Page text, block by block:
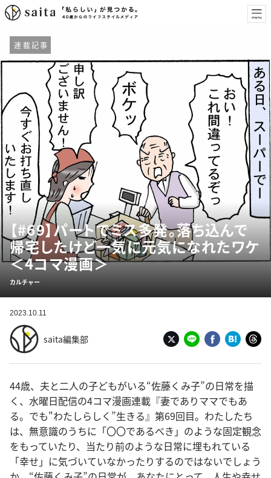
連載記事
【#69】パートでミス多発。落ち込んで
帰宅したけど一気に元気になれたワケ
＜4コマ漫画＞
カルチャー
2023.10.11
saita編集部
44歳、夫と二人の子どもがいる“佐藤くみ子”の日常を描
く、水曜日配信の4コマ漫画連載『妻でありママでもあ
る。でも"わたしらしく”生きる』第69回目。わたしたち
は、無意識のうちに「〇〇であるべき」のような固定観念
をもっていたり、当たり前のような日常に埋もれている
「幸せ」に気づいていなかったりするのではないでしょう